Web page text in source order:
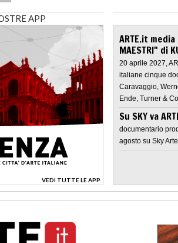
APP
VEDI TUTTE LE APP
>
ARTE.it
MAESTRI" di
20 aprile 2027,
italiane cinque
Caravaggio,
Ende, Turner &
Su SKY va
documentario
agosto su Sky Arte